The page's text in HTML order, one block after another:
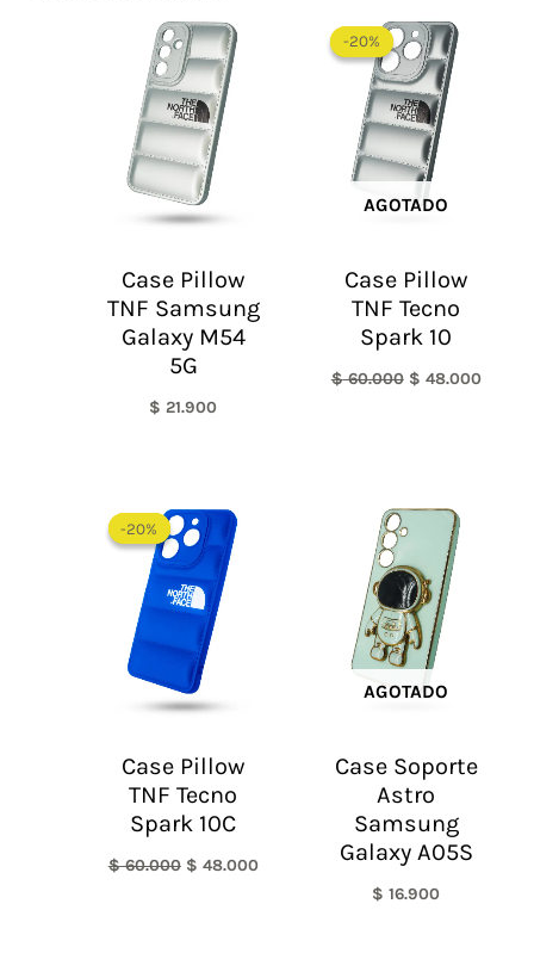
Case Pillow
TNF Samsung
Galaxy M54
5G
$ 21.900
-20%
AGOTADO
-20%
Case Pillow
TNF Tecno
Spark 10
$60.000
precio
original
era:
$ 60.000.
$ 48.000
-20%
-20%
Case Pillow
TNF Tecno
Spark 10C
$60.000
precio
original
era:
$ 60.000.
$ 48.000
AGOTADO
Case Soporte
Astro
Samsung
Galaxy A05S
$ 16.900